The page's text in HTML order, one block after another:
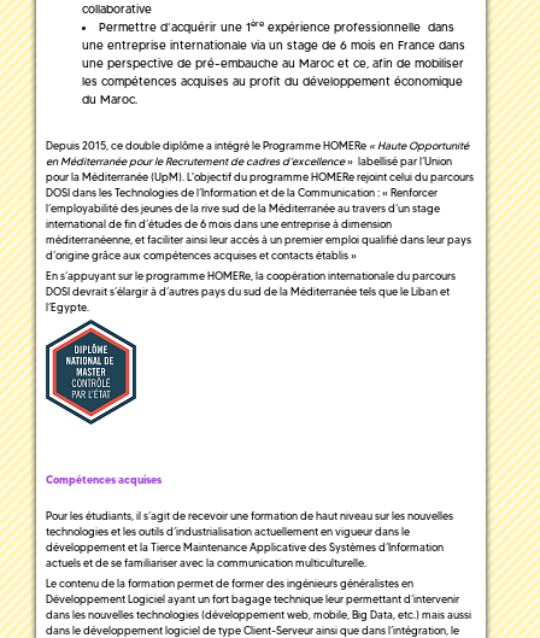
collaborative
Permettre d’acquérir une 1ère expérience professionnelle dans
une entreprise internationale via un stage de 6 mois en France dans
une perspective de pré-embauche au Maroc et ce, afin de mobiliser
les compétences acquises au profit du développement économique
du Maroc.
Depuis 2015, ce double diplôme a intégré le Programme HOMERe « Haute Opportunité
en Méditerranée pour le Recrutement de cadres d’excellence» labellisé par l’Union
pour la Méditerranée (UpM). L'objectif du programme HOMERe rejoint celui du parcours
DOSI dans les Technologies de l’Information et de la Communication : « Renforcer
l’employabilité des jeunes de la rive sud de la Méditerranée au travers d’un stage
international de fin d’études de 6 mois dans une entreprise à dimension
méditerranéenne, et faciliter ainsi leur accès à un premier emploi qualifié dans leur pays
d’origine grâce aux compétences acquises et contacts établis »
En s’appuyant sur le programme HOMERe, la coopération internationale du parcours
DOSI devrait s’élargir à d’autres pays du sud de la Méditerranée tels que le Liban et
l’Egypte.
Compétences acquises
Pour les étudiants, il s’agit de recevoir une formation de haut niveau sur les nouvelles
technologies et les outils d’industrialisation actuellement en vigueur dans le
développement et la Tierce Maintenance Applicative des Systèmes d’Information
actuels et de se familiariser avec la communication multiculturelle.
Le contenu de la formation permet de former des ingénieurs généralistes en
Développement Logiciel ayant un fort bagage technique leur permettant d’intervenir
dans les nouvelles technologies (développement web, mobile, Big Data, etc.) mais aussi
dans le développement logiciel de type Client-Serveur ainsi que dans l’intégration, le